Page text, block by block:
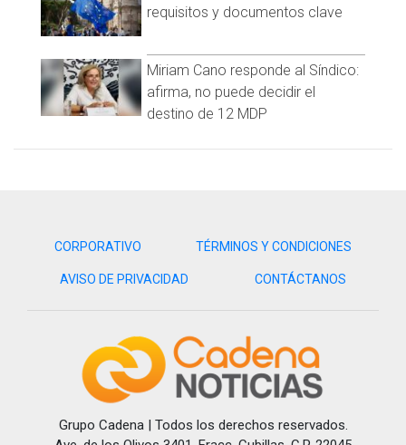
requisitos y documentos clave
Miriam Cano responde al Síndico:
afirma, no puede decidir el
destino de 12 MDP
CORPORATIVO TÉRMINOS Y CONDICIONES
AVISO DE PRIVACIDAD CONTÁCTANOS
Grupo Cadena | Todos los derechos reservados.